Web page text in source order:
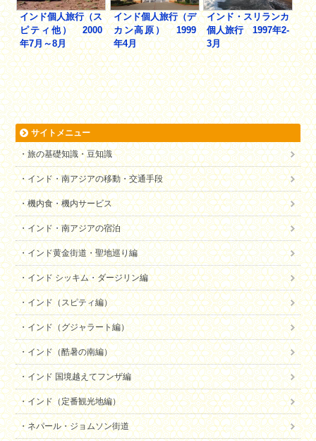
インド個人旅行（ス
ピティ他） 2000
年7月～8月
インド個人旅行（デ
カン高原） 1999
年4月
インド・スリランカ
個人旅行 1997年2-
3月
サイトメニュー
旅の基礎知識・豆知識
インド・南アジアの移動・交通手段
機内食・機内サービス
インド・南アジアの宿泊
インド黄金街道・聖地巡り編
インド シッキム・ダージリン編
インド（スピティ編）
インド（グジャラート編）
インド（酷暑の南編）
インド 国境越えてフンザ編
インド（定番観光地編）
ネパール・ジョムソン街道